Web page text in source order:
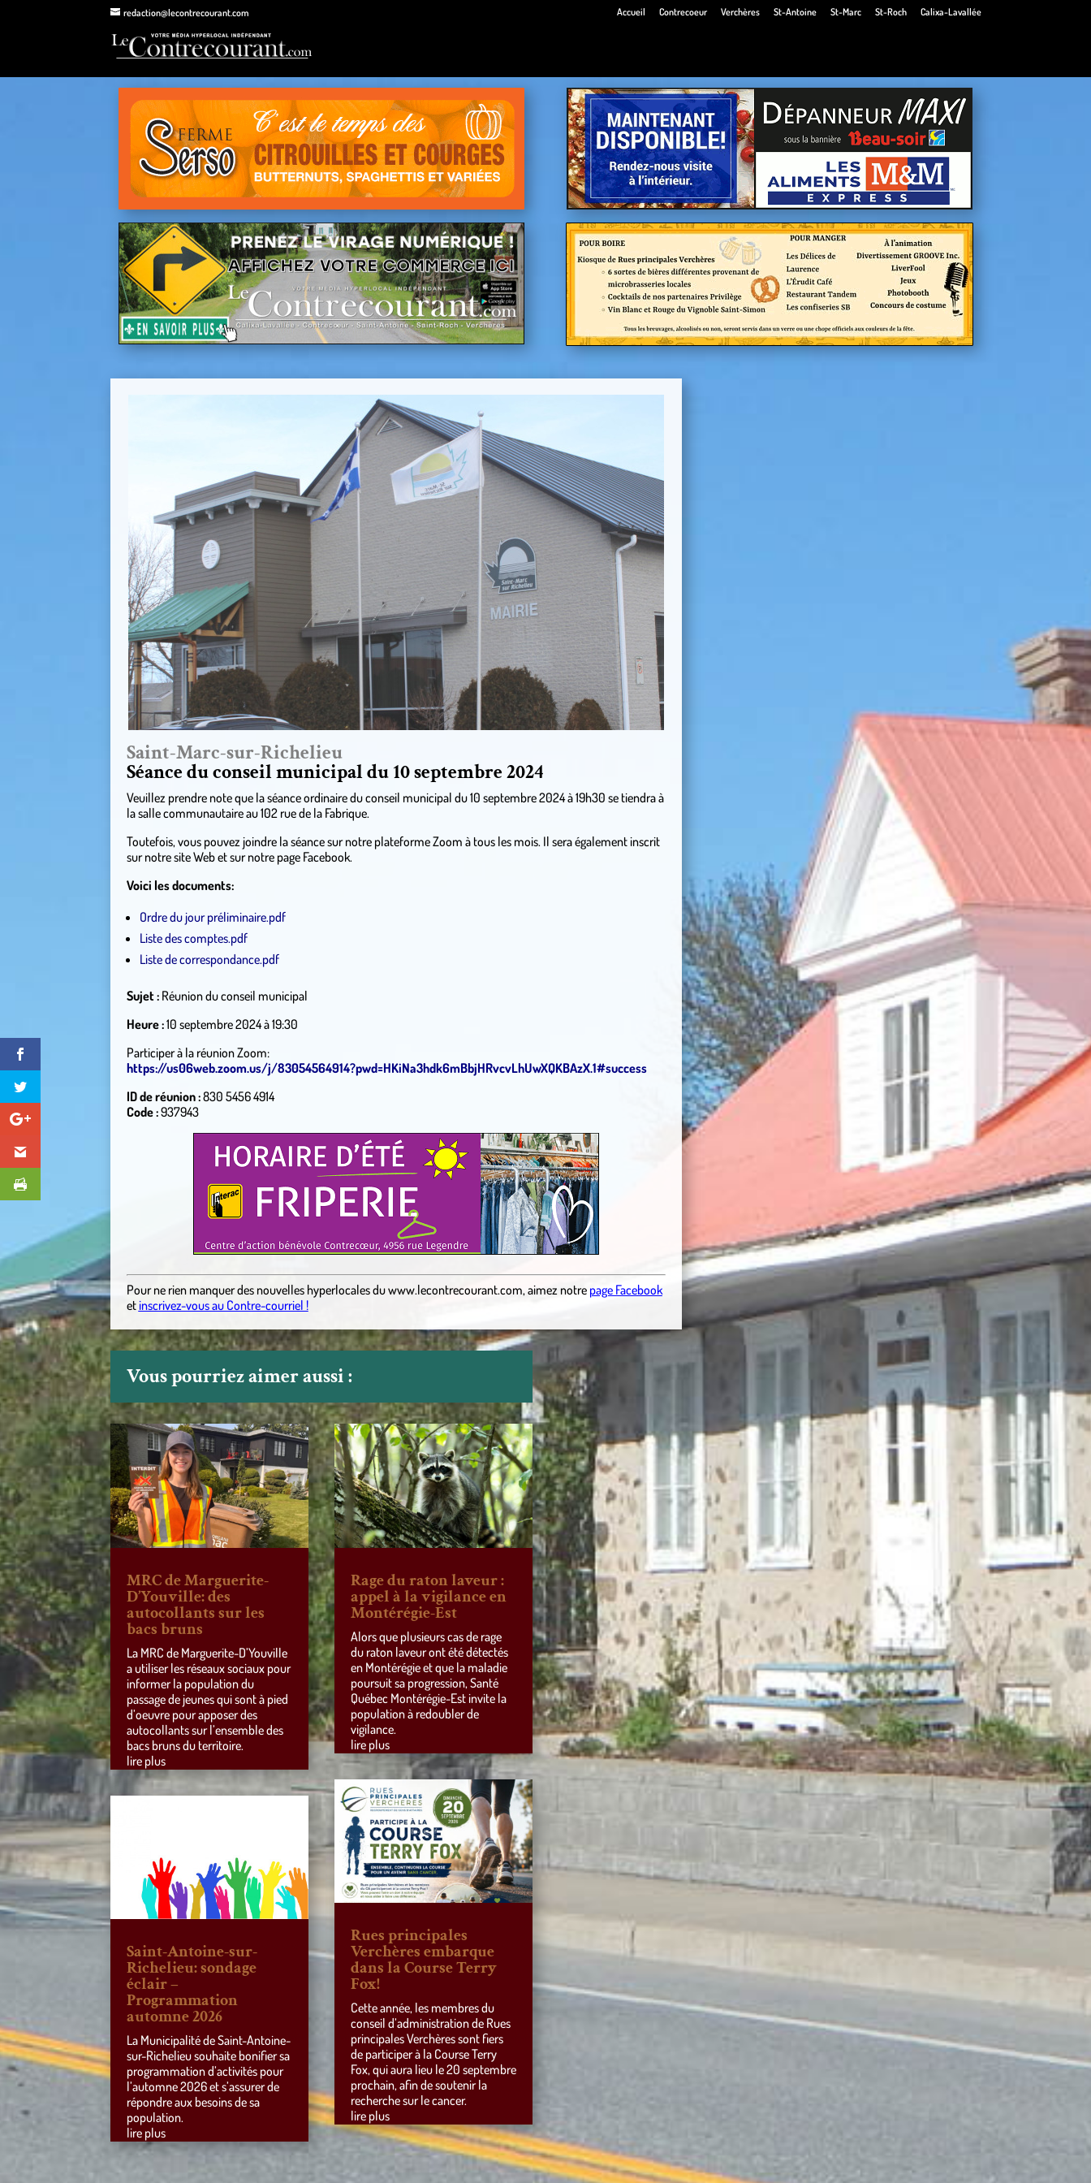
redaction@lecontrecourant.com Accueil Contrecoeur Verchères St-Antoine St-Marc St-Roch Calixa-Lavallée
Saint-Marc-sur-Richelieu
Séance du conseil municipal du 10 septembre 2024
Veuillez prendre note que la séance ordinaire du conseil municipal du 10 septembre 2024 à 19h30 se tiendra à
la salle communautaire au 102 rue de la Fabrique.
Toutefois, vous pouvez joindre la séance sur notre plateforme Zoom à tous les mois. Il sera également inscrit
sur notre site Web et sur notre page Facebook.
Voici les documents:
Ordre du jour préliminaire.pdf
Liste des comptes.pdf
Liste de correspondance.pdf
Sujet :Réunion du conseil municipal
Heure :10 septembre 2024 à 19:30
Participer à la réunion Zoom:
https://us06web.zoom.us/j/83054564914?pwd=HKiNa3hdk6mBbjHRvcvLhUwXQKBAzX.1#success
ID de réunion :830 5456 4914
Code :937943
Pour ne rien manquer des nouvelles hyperlocalesduwww.lecontrecourant.com,aimez notre page Facebook
etinscrivez-vous au Contre-courriel !
Vous pourriez aimer aussi :
MRC de Marguerite-
D’Youville: des
autocollants sur les
bacs bruns
La MRC de Marguerite-D’Youville
a utiliser les réseaux sociaux pour
informer la population du
passage de jeunes qui sont à pied
d’oeuvre pour apposer des
autocollants sur l’ensemble des
bacs bruns du territoire.
lire plus
Saint-Antoine-sur-
Richelieu: sondage
éclair –
Programmation
automne 2026
La Municipalité de Saint-Antoine-
sur-Richelieu souhaite bonifier sa
programmation d’activités pour
l’automne 2026 et s’assurer de
répondre aux besoins de sa
population.
lire plus
Rage du raton laveur :
appel à la vigilance en
Montérégie-Est
Alors que plusieurs cas de rage
du raton laveur ont été détectés
en Montérégie et que la maladie
poursuit sa progression, Santé
Québec Montérégie-Est invite la
population à redoubler de
vigilance.
lire plus
Rues principales
Verchères embarque
dans la Course Terry
Fox!
Cette année, les membres du
conseil d’administration de Rues
principales Verchères sont fiers
de participer à la Course Terry
Fox, qui aura lieu le 20 septembre
prochain, afin de soutenir la
recherche sur le cancer.
lire plus